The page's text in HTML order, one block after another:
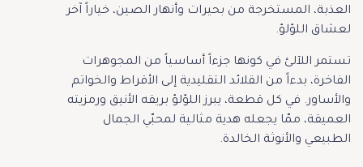
العذبة، المستخرجة من بحيرات وأنهار الصين، خياراً آخر
لعشاق اللؤلؤ.
تستمر اللآلئ في كونها جزءاً أساسياً من المجوهرات
الفاخرة، بدءاً من القلائد التقليدية إلى الأقراط والخواتم
والأساور. في كل قطعة، يبرز اللؤلؤ بريقه الأنيق ورمزيته
العميقة، ممّا يجعله هدية مثالية لمحبّي الجمال
الطبيعي والأنوثة الخالدة.